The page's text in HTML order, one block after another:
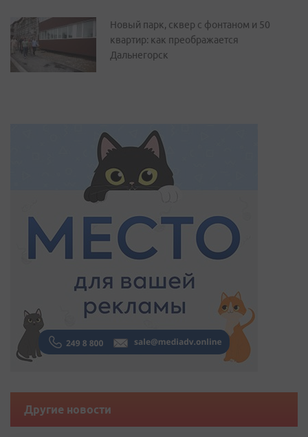
Новый парк, сквер с фонтаном и 50
квартир: как преображается
Дальнегорск
Другие новости